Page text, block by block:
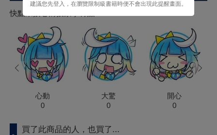
快點來按心情投票拿菁點！
心動
0
大驚
0
開心
0
prev next
買了此商品的人，也買了...
建議您先登入，在瀏覽限制級書籍時便不會出現此提醒畫面。